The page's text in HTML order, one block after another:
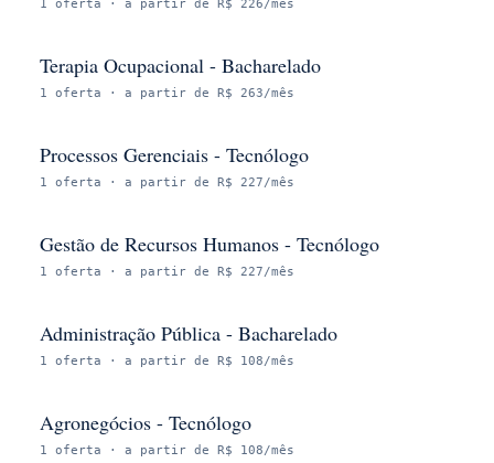
1 oferta · a partir de R$ 226/mês
Terapia Ocupacional - Bacharelado
1 oferta · a partir de R$ 263/mês
Processos Gerenciais - Tecnólogo
1 oferta · a partir de R$ 227/mês
Gestão de Recursos Humanos - Tecnólogo
1 oferta · a partir de R$ 227/mês
Administração Pública - Bacharelado
1 oferta · a partir de R$ 108/mês
Agronegócios - Tecnólogo
1 oferta · a partir de R$ 108/mês